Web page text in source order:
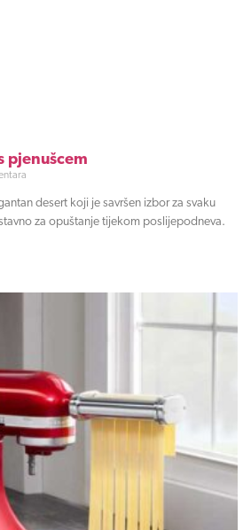
pjenušcem
desert koji je savršen izbor za svaku
za opuštanje tijekom poslijepodneva.